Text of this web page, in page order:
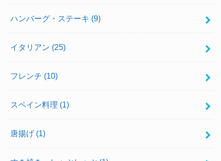
ハンバーグ・ステーキ (9)
イタリアン (25)
フレンチ (10)
スペイン料理 (1)
唐揚げ (1)